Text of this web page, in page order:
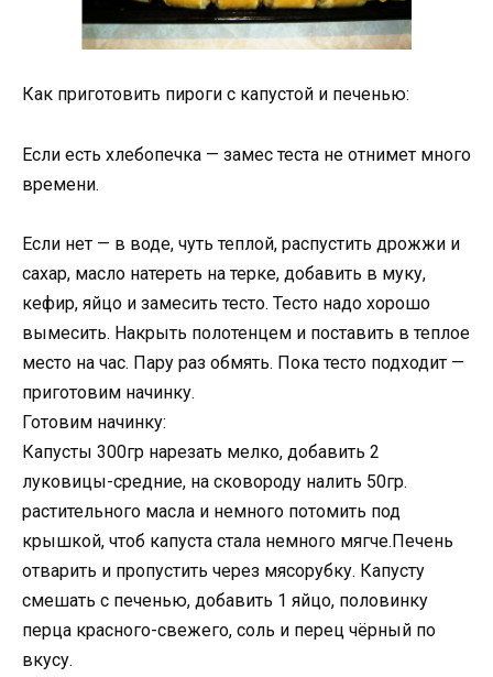
Как приготовить пироги с капустой и печенью:
Если есть хлебопечка — замес теста не отнимет много
времени.
Если нет — в воде, чуть теплой, распустить дрожжи и
сахар, масло натереть на терке, добавить в муку,
кефир, яйцо и замесить тесто. Тесто надо хорошо
вымесить. Накрыть полотенцем и поставить в теплое
место на час. Пару раз обмять. Пока тесто подходит —
приготовим начинку.
Готовим начинку:
Капусты 300гр нарезать мелко, добавить 2
луковицы-средние, на сковороду налить 50гр.
растительного масла и немного потомить под
крышкой, чтоб капуста стала немного мягче.Печень
отварить и пропустить через мясорубку. Капусту
смешать с печенью, добавить 1 яйцо, половинку
перца красного-свежего, соль и перец чёрный по
вкусу.